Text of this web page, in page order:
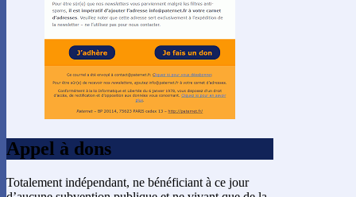
Appel à dons
Totalement indépendant, ne bénéficiant à ce jour